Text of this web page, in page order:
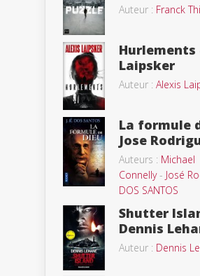
Auteur : Franck
Hurlements
Laipsker
Auteur : Alexis
La formule
Jose
Auteurs : Michael
Connelly- José
DOS SANTOS
Shutter
Dennis
Auteur : Dennis